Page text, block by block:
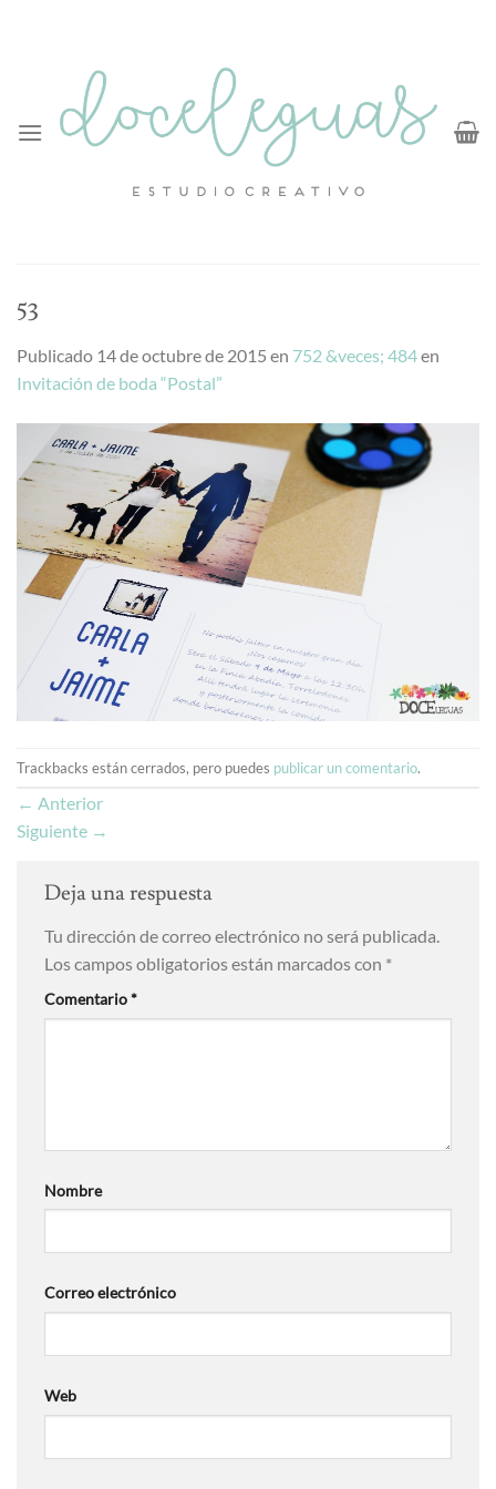
53
Publicado 14 de octubre de 2015 en 752 &veces; 484en
Invitación de boda “Postal”
Trackbacks están cerrados, pero puedes publicar un comentario.
← Anterior
Siguiente →
Deja una respuesta
Tu dirección de correo electrónico no será publicada.
Los campos obligatorios están marcados con *
Comentario*
Nombre
Correo electrónico
Web